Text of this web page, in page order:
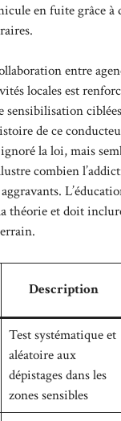
en fuite grâce à
entre
locales est
sensibilisation
de ce
la loi, mais
combien
théorie et doit
Description
Test systématique et
aléatoire aux
dépistages dans les
zones sensibles